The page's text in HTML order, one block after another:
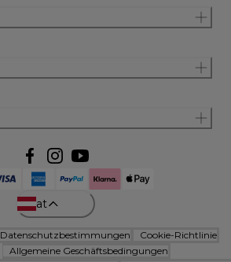
at
Datenschutzbestimmungen
Cookie-Richtlinie
Allgemeine Geschäftsbedingungen